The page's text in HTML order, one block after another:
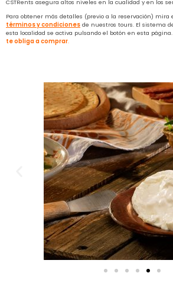
CSTRents asegura altos niveles en la cualidad y en los
Para obtener más detalles (previo a la reservación) mira
términos y condiciones de nuestros tours. El sistema
esta localidad se activa pulsando el botón en esta página.
te obliga a comprar.